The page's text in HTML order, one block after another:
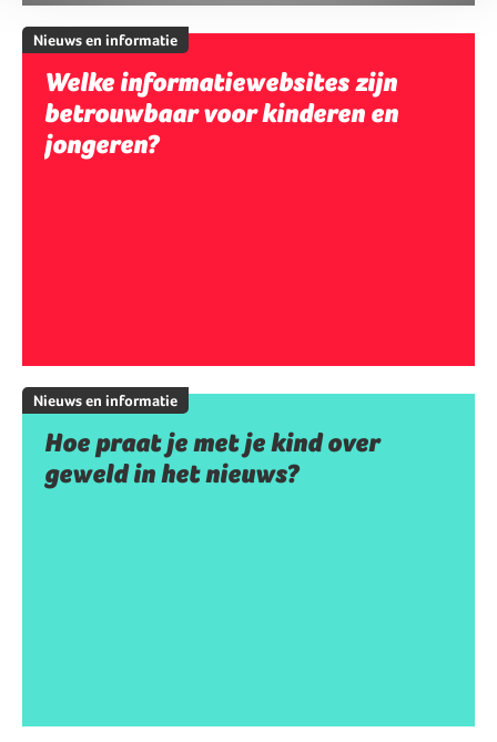
Nieuws en informatie
Welke informatiewebsites zijn
betrouwbaar voor kinderen en
jongeren?
Nieuws en informatie
Hoe praat je met je kind over
geweld in het nieuws?